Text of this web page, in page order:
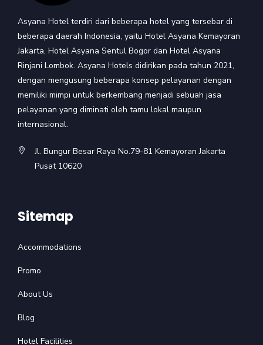
Asyana Hotel terdiri dari beberapa hotel yang tersebar di
beberapa daerah Indonesia, yaitu Hotel Asyana Kemayoran
Jakarta, Hotel Asyana Sentul Bogor dan Hotel Asyana
Rinjani Lombok. Asyana Hotels didirikan pada tahun 2021,
dengan mengusung beberapa konsep pelayanan dengan
memiliki mimpi untuk berkembang menjadi sebuah jasa
pelayanan yang diminati oleh tamu lokal maupun
internasional.
Jl. Bungur Besar Raya No.79-81 Kemayoran Jakarta
Pusat 10620
Sitemap
Accommodations
Promo
About Us
Blog
Hotel Facilities